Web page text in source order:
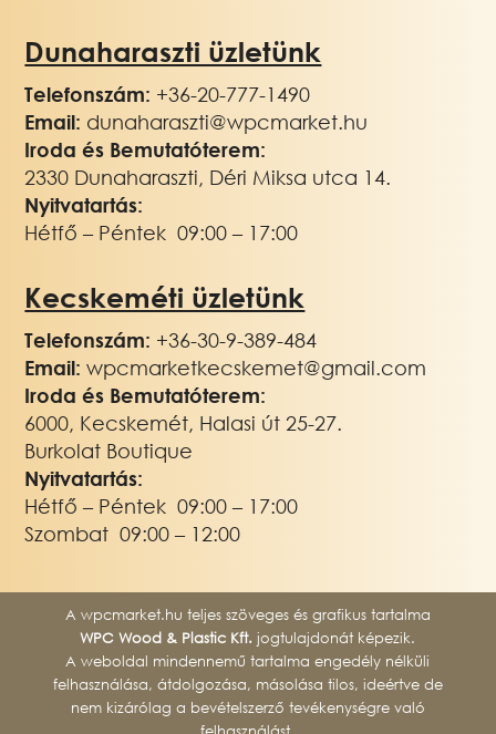
Dunaharaszti üzletünk
Telefonszám: +36-20-777-1490
Email: dunaharaszti@wpcmarket.hu
Iroda és Bemutatóterem:
2330 Dunaharaszti, Déri Miksa utca 14.
Nyitvatartás:
Hétfő – Péntek 09:00 – 17:00
Kecskeméti üzletünk
Telefonszám: +36-30-9-389-484
Email:wpcmarketkecskemet@gmail.com
Iroda és Bemutatóterem:
6000, Kecskemét, Halasi út 25-27.
Burkolat Boutique
Nyitvatartás:
Hétfő – Péntek 09:00 – 17:00
Szombat 09:00 – 12:00
A wpcmarket.hu teljes szöveges és grafikus tartalma
WPC Wood & Plastic Kft. jogtulajdonát képezik.
A weboldal mindennemű tartalma engedély nélküli
felhasználása, átdolgozása, másolása tilos, ideértve de
nem kizárólag a bevételszerző tevékenységre való